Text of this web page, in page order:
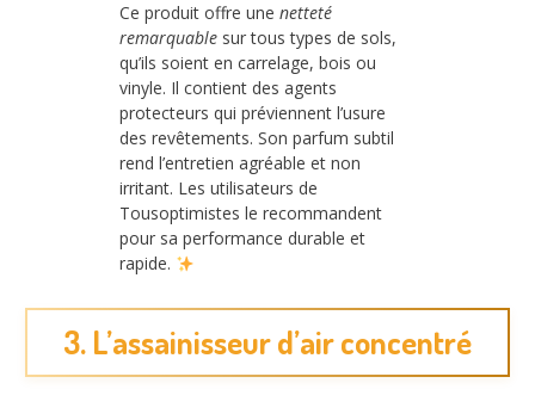
Ce produit offre une netteté
remarquable sur tous types de sols,
qu’ils soient en carrelage, bois ou
vinyle. Il contient des agents
protecteurs qui préviennent l’usure
des revêtements. Son parfum subtil
rend l’entretien agréable et non
irritant. Les utilisateurs de
Tousoptimistes le recommandent
pour sa performance durable et
rapide.
3. L’assainisseur d’air concentré